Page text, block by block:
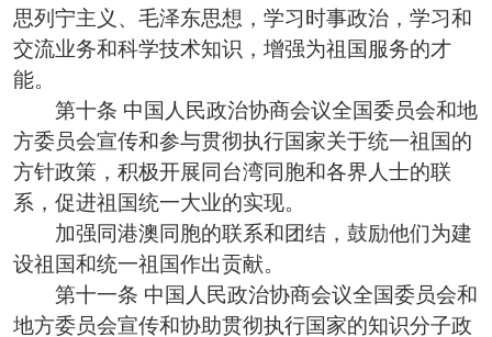
思列宁主义、毛泽东思想，学习时事政治，学习和
交流业务和科学技术知识，增强为祖国服务的才
能。
第十条 中国人民政治协商会议全国委员会和地
方委员会宣传和参与贯彻执行国家关于统一祖国的
方针政策，积极开展同台湾同胞和各界人士的联
系，促进祖国统一大业的实现。
加强同港澳同胞的联系和团结，鼓励他们为建
设祖国和统一祖国作出贡献。
第十一条 中国人民政治协商会议全国委员会和
地方委员会宣传和协助贯彻执行国家的知识分子政